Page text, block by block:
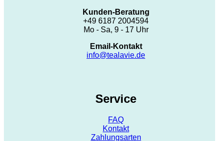
Kunden-Beratung
+49 6187 2004594
Mo - Sa, 9 - 17 Uhr
Email-Kontakt
info@tealavie.de
Service
FAQ
Kontakt
Zahlungsarten